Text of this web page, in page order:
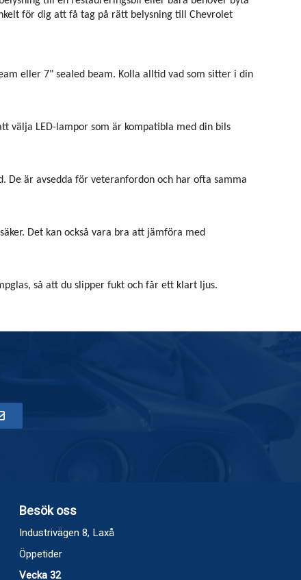
för dig att få tag på rätt belysning till Chevrolet
eller 7" sealed beam. Kolla alltid vad som sitter i din
välja LED-lampor som är kompatibla med din bils
De är avsedda för veteranfordon och har ofta samma
Det kan också vara bra att jämföra med
så att du slipper fukt och får ett klart ljus.
Besök oss
Industrivägen 8, Laxå
Öppetider
Vecka 32